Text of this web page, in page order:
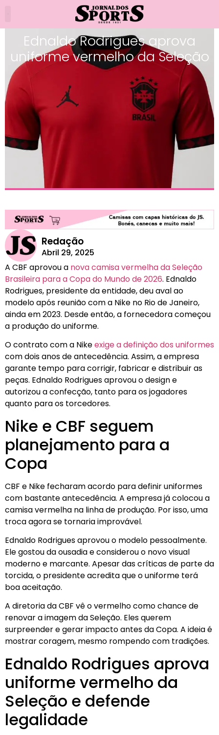
Ednaldo Rodrigues aprova
uniforme vermelho da Seleção
Redação
Abril 29, 2025
A CBF aprovou a nova camisa vermelha da Seleção
Brasileira para a Copa do Mundo de 2026. Ednaldo
Rodrigues, presidente da entidade, deu aval ao
modelo após reunião com a Nike no Rio de Janeiro,
ainda em 2023. Desde então, a fornecedora começou
a produção do uniforme.
O contrato com a Nikeexige a definição dos uniformes
com dois anos de antecedência. Assim, a empresa
garante tempo para corrigir, fabricar e distribuir as
peças. Ednaldo Rodrigues aprovou o design e
autorizou a confecção, tanto para os jogadores
quanto para os torcedores.
Nike e CBF seguem
planejamento para a
Copa
CBF e Nike fecharam acordo para definir uniformes
com bastante antecedência. A empresa já colocou a
camisa vermelha na linha de produção. Por isso, uma
troca agora se tornaria improvável.
Ednaldo Rodrigues aprovou o modelo pessoalmente.
Ele gostou da ousadia e considerou o novo visual
moderno e marcante. Apesar das críticas de parte da
torcida, o presidente acredita que o uniforme terá
boa aceitação.
A diretoria da CBF vê o vermelho como chance de
renovar a imagem da Seleção. Eles querem
surpreender e gerar impacto antes da Copa. A ideia é
mostrar coragem, mesmo rompendo com tradições.
Ednaldo Rodrigues aprova
uniforme vermelho da
Seleção e defende
legalidade